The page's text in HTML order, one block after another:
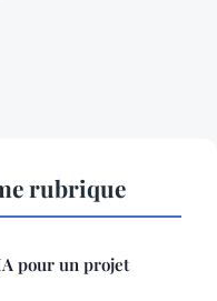
rubrique
pour un projet